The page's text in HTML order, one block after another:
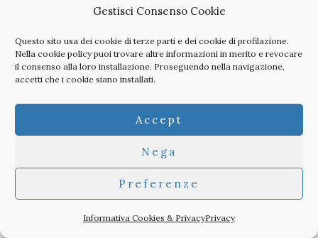
Gestisci Consenso Cookie
Questo sito usa dei cookie di terze parti e dei cookie di profilazione.
Nella cookie policypuoi trovare altre informazioni in merito e revocare
il consenso alla loro installazione. Proseguendo nella navigazione,
accetti che i cookie siano installati.
Accept
Nega
Preferenze
Informativa Cookies & PrivacyPrivacy
roma sicilia
spazio pubblico
territorio fragile
triennale milano
università
venezia